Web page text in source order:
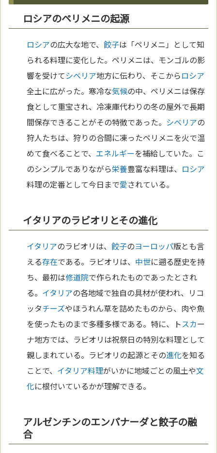
ロシアのペリメニの起源
ロシアの広大な地で、餃子は「ペリメニ」として知
られる料理に変化した。ペリメニは、モンゴルの影
響を受けてシベリア地方に伝わり、そこからロシア
全土に広がった。寒冷な気候の中、ペリメニは保存
食として重宝され、冷凍庫代わりの冬の屋外で長期
間保存できることがその特徴であった。 シベリアの
狩人たちは、狩りの合間に凍ったペリメニを火で温
めて食べることで、 エネルギーを補給していた。こ
のシンプルでありながら栄養豊富な料理は、 ロシア
料理の定番として今日まで愛されている。
イタリアのラビオリとその進化
イタリアのラビオリは、餃子のヨーロッパ版とも言
える存在である。ラビオリは、 中世に遡る歴史を持
ち、最初は修道院で作られたものであったとされ
る。 イタリアの各地域で独自の具材が使われ、リコ
ッタチーズやほうれん草を詰めたものから、肉や魚
を使ったものまで多種多様である。特に、トスカー
ナ地方では、ラビオリは祝祭日の特別な料理として
親しまれている。ラビオリの起源とその進化を知る
ことで、 イタリア料理がいかに地域ごとの風土や文
化に根付いているかが理解できる。
アルゼンチンのエンパナーダと餃子の融
合